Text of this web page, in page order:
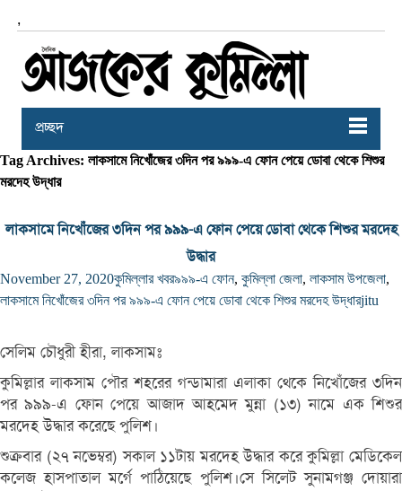
,
প্রচ্ছদ
Tag Archives: লাকসামে নিখোঁজের ৩দিন পর ৯৯৯-এ ফোন পেয়ে ডোবা থেকে শিশুর
মরদেহ উদ্ধার
লাকসামে নিখোঁজের ৩দিন পর ৯৯৯-এ ফোন পেয়ে ডোবা থেকে শিশুর মরদেহ
উদ্ধার
November 27, 2020কুমিল্লার খবর৯৯৯-এ ফোন, কুমিল্লা জেলা, লাকসাম উপজেলা,
লাকসামে নিখোঁজের ৩দিন পর ৯৯৯-এ ফোন পেয়ে ডোবা থেকে শিশুর মরদেহ উদ্ধারjitu
সেলিম চৌধুরী হীরা, লাকসামঃ
কুমিল্লার লাকসাম পৌর শহরের গন্ডামারা এলাকা থেকে নিখোঁজের ৩দিন
পর ৯৯৯-এ ফোন পেয়ে আজাদ আহমেদ মুন্না (১৩) নামে এক শিশুর
মরদেহ উদ্ধার করেছে পুলিশ।
শুক্রবার (২৭ নভেম্বর) সকাল ১১টায় মরদেহ উদ্ধার করে কুমিল্লা মেডিকেল
কলেজ হাসপাতাল মর্গে পাঠিয়েছে পুলিশ।সে সিলেট সুনামগঞ্জ দোয়ারা